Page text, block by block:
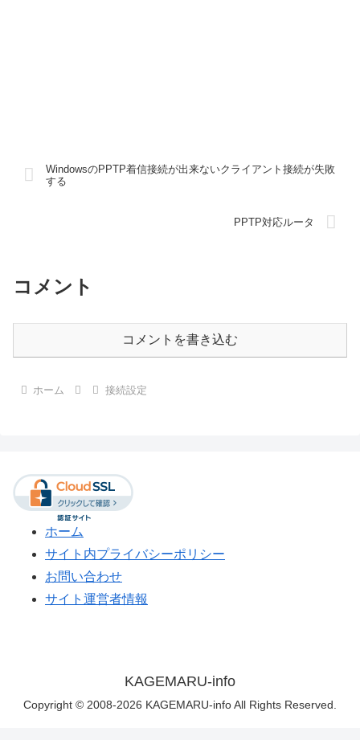
WindowsのPPTP着信接続が出来ないクライアント接続が失敗
する
PPTP対応ルータ
コメント
コメントを書き込む
ホーム 接続設定
ホーム
サイト内プライバシーポリシー
お問い合わせ
サイト運営者情報
KAGEMARU-info
Copyright © 2008-2026 KAGEMARU-info All Rights Reserved.